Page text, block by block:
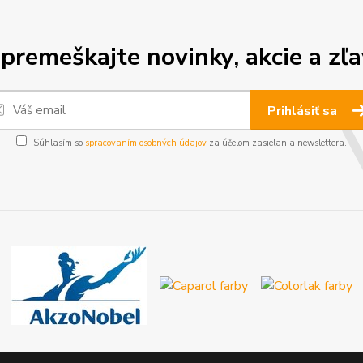
novinky, akcie a
Prihlásiť sa
Súhlasím so spracovaním osobných údajov za účelom zasielania newslettera.